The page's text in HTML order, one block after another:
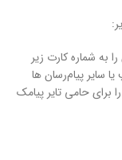
به شماره کارت زیر
سایر پیام‌رسان ها
برای حامی تایر پیامک